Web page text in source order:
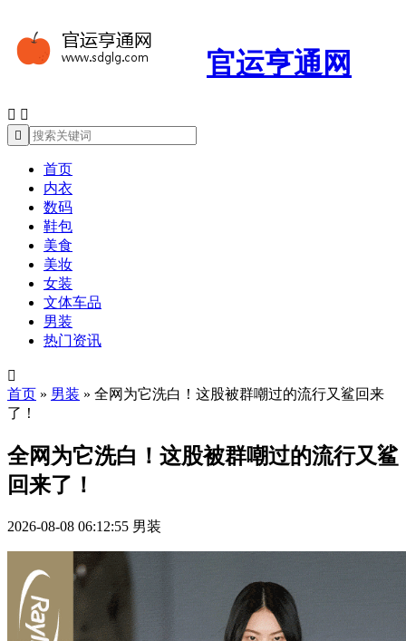
官运亨通网
 

首页
内衣
数码
鞋包
美食
美妆
女装
文体车品
男装
热门资讯

首页 » 男装 » 全网为它洗白！这股被群嘲过的流行又鲨回来
了！
全网为它洗白！这股被群嘲过的流行又鲨
回来了！
2026-08-08 06:12:55 男装